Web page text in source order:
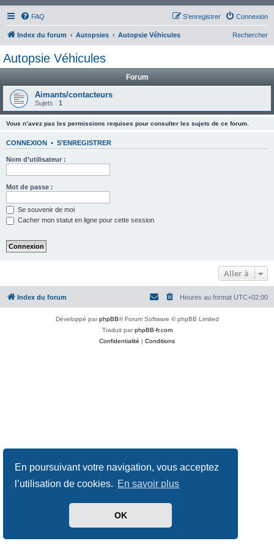
En poursuivant votre navigation, vous acceptez
l’utilisation de cookies. En savoir plus
OK
FAQ Connexion
S’enregistrer
Index du forum Autopsies Autopsie Véhicules Rechercher
Autopsie Véhicules
Forum
Aimants/contacteurs
Sujets : 1
Vous n’avez pas les permissions requises pour consulter les sujets de ce forum.
CONNEXION • S’ENREGISTRER
Nom d’utilisateur :
Mot de passe :
Se souvenir de moi
Cacher mon statut en ligne pour cette session
Aller à
Index du forum Heures au format UTC+02:00
Développé parphpBB® Forum Software © phpBB Limited
Traduit parphpBB-fr.com
Confidentialité | Conditions